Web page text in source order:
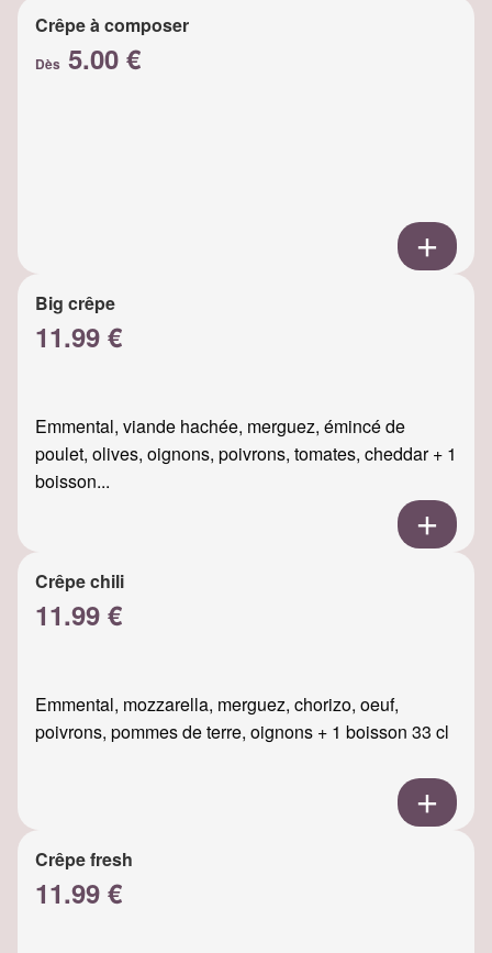
Crêpe à composer
Dès 5.00 €
Big crêpe
11.99 €
Emmental, viande hachée, merguez, émincé de
poulet, olives, oignons, poivrons, tomates, cheddar + 1
boisson...
Crêpe chili
11.99 €
Emmental, mozzarella, merguez, chorizo, oeuf,
poivrons, pommes de terre, oignons + 1 boisson 33 cl
Crêpe fresh
11.99 €